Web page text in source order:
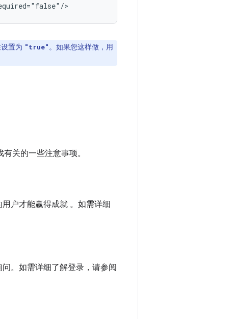
>
置为 "true"。如果您这样做，用
关的一些注意事项。
户才能赢得成就 。如需详细
。如需详细了解登录，请参阅